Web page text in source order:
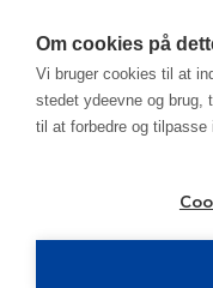
Om cookies på
Vi bruger cookies til at
stedet ydeevne og brug,
til at forbedre og tilpasse
El Dorado